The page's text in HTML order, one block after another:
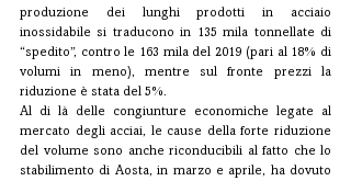
produzione dei lunghi prodotti in acciaio
inossidabile si traducono in 135 mila tonnellate di
“spedito”, contro le 163 mila del 2019 (pari al 18% di
volumi in meno), mentre sul fronte prezzi la
riduzione è stata del 5%.
Al di là delle congiunture economiche legate al
mercato degli acciai, le cause della forte riduzione
del volume sono anche riconducibili al fatto che lo
stabilimento di Aosta, in marzo e aprile, ha dovuto